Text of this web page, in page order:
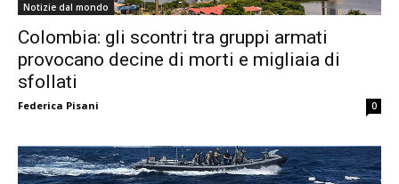
Notizie dal mondo
Colombia: gli scontri tra gruppi armati
provocano decine di morti e migliaia di
sfollati
Federica Pisani 0